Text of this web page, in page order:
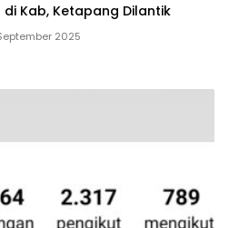
di Kab, Ketapang Dilantik
2025